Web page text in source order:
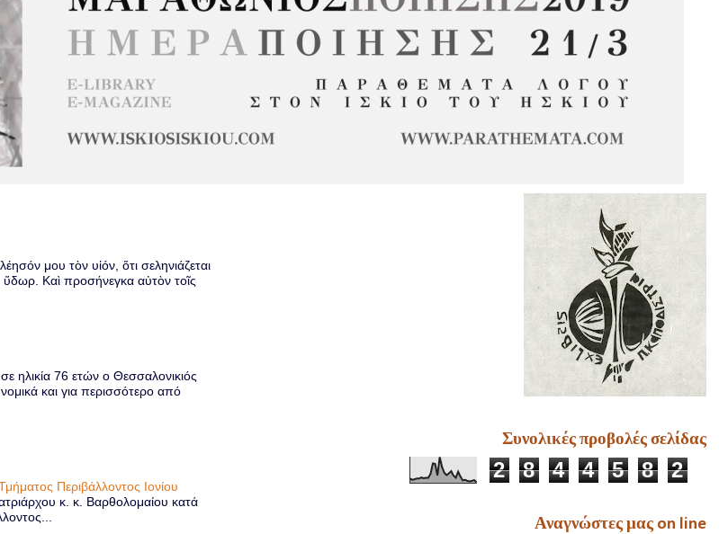
μου τὸν υἱόν, ὅτι σεληνιάζεται
ὕδωρ. Καὶ προσήνεγκα αὐτὸν τοῖς
ηλικία 76 ετών ο Θεσσαλονικιός
και για περισσότερο από
Περιβάλλοντος Ιονίου
κ. κ. Βαρθολομαίου κατά
Συνολικές προβολές σελίδας
2 8 4 4 5 8 2
Αναγνώστες μας on line